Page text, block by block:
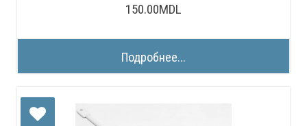
150.00MDL
Подробнее...